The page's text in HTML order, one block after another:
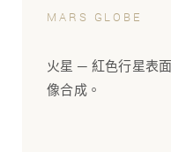
MARS GLOBE
火星 ─ 紅色行星表
像合成。